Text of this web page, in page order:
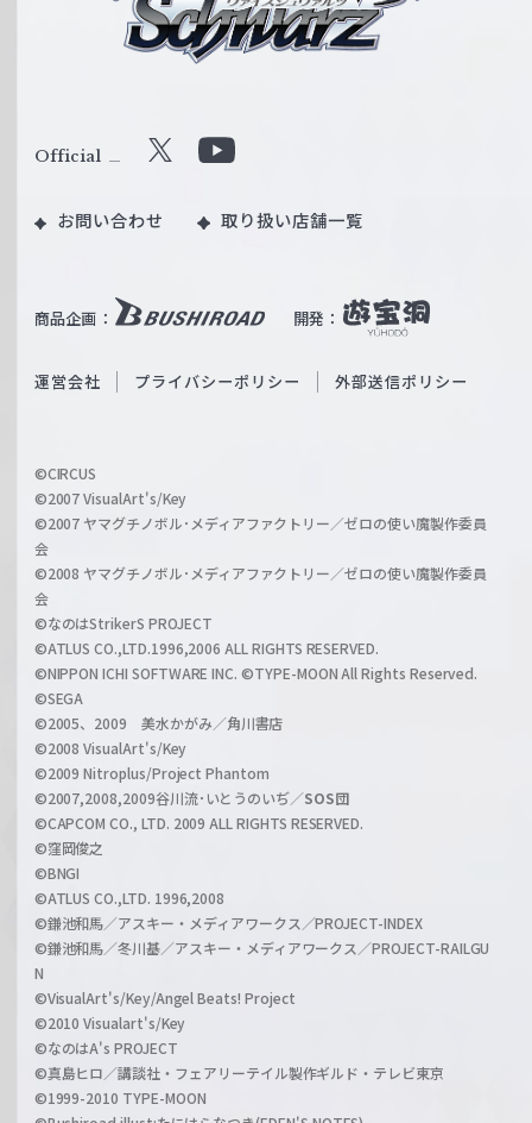
ル
W
ß
c
a
r
z
商品企画： 開発：
Official X
u
b
O
i
l
h
a
n
l
お問い合わせ 取り扱い店舗一覧
運営会社 プライバシーポリシー 外部送信ポリシー
©CIRCUS
©2007 VisualArt's/Key
©2007 ヤマグチノボル･メディアファクトリー／ゼロの使い魔製作委員
会
©2008 ヤマグチノボル･メディアファクトリー／ゼロの使い魔製作委員
会
©なのはStrikerS PROJECT
©ATLUS CO.,LTD.1996,2006 ALL RIGHTS RESERVED.
©NIPPON ICHI SOFTWARE INC. ©TYPE-MOON All Rights Reserved.
©SEGA
©2005、2009 美水かがみ／角川書店
©2008 VisualArt's/Key
©2009 Nitroplus/Project Phantom
©2007,2008,2009谷川流･いとうのいぢ／SOS団
©CAPCOM CO., LTD. 2009 ALL RIGHTS RESERVED.
©窪岡俊之
©BNGI
©ATLUS CO.,LTD. 1996,2008
©鎌池和馬／アスキー・メディアワークス／PROJECT-INDEX
©鎌池和馬／冬川基／アスキー・メディアワークス／PROJECT-RAILGU
N
©VisualArt's/Key/Angel Beats! Project
©2010 Visualart's/Key
©なのはA's PROJECT
©真島ヒロ／講談社・フェアリーテイル製作ギルド・テレビ東京
©1999-2010 TYPE-MOON